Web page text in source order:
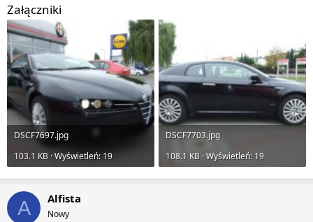
Załączniki
DSCF7697.jpg
103.1 KB · Wyświetleń: 19
DSCF7703.jpg
108.1 KB · Wyświetleń: 19
A Alfista
Nowy